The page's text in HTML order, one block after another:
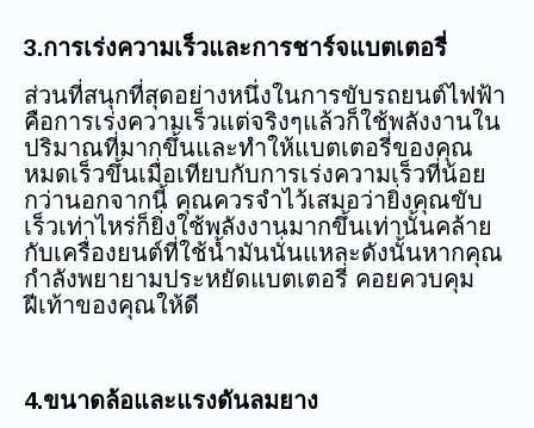
3.การเร่งความเร็วและการชาร์จแบตเตอรี่
ส่วนที่สนุกที่สุดอย่างหนึ่งในการขับรถยนต์ไฟฟ้า
คือการเร่งความเร็วแต่จริงๆแล้วก็ใช้พลังงานใน
ปริมาณที่มากขึ้นและทำให้แบตเตอรี่ของคุณ
หมดเร็วขึ้นเมื่อเทียบกับการเร่งความเร็วที่น้อย
กว่านอกจากนี้ คุณควรจำไว้เสมอว่ายิ่งคุณขับ
เร็วเท่าไหร่ก็ยิ่งใช้พลังงานมากขึ้นเท่านั้นคล้าย
กับเครื่องยนต์ที่ใช้น้ำมันนั่นแหละดังนั้นหากคุณ
กำลังพยายามประหยัดแบตเตอรี่ คอยควบคุม
ฝีเท้าของคุณให้ดี
4.ขนาดล้อและแรงดันลมยาง